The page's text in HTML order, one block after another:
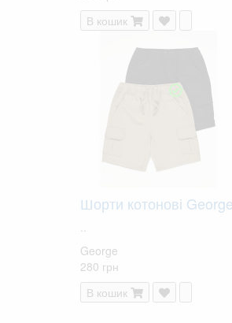
В кошик
Шорти котонові
George
280 грн
В кошик